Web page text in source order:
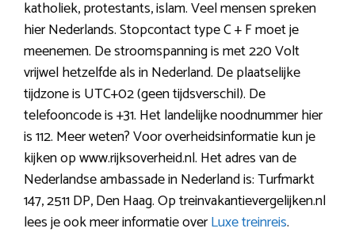
katholiek, protestants, islam. Veel mensen spreken
hier Nederlands. Stopcontact type C + F moet je
meenemen. De stroomspanning is met 220 Volt
vrijwel hetzelfde als in Nederland. De plaatselijke
tijdzone is UTC+02 (geen tijdsverschil). De
telefooncode is +31. Het landelijke noodnummer hier
is 112. Meer weten? Voor overheidsinformatie kun je
kijken op www.rijksoverheid.nl. Het adres van de
Nederlandse ambassade in Nederland is: Turfmarkt
147, 2511 DP, Den Haag. Op treinvakantievergelijken.nl
lees je ook meer informatie overLuxe treinreis.